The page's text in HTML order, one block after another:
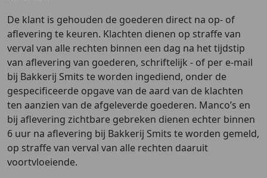
De klant is gehouden de goederen direct na op- of
aflevering te keuren. Klachten dienen op straffe van
verval van alle rechten binnen een dag na het tijdstip
van aflevering van goederen, schriftelijk - of per e-mail
bij Bakkerij Smits te worden ingediend, onder de
gespecificeerde opgave van de aard van de klachten
ten aanzien van de afgeleverde goederen. Manco’s en
bij aflevering zichtbare gebreken dienen echter binnen
6 uur na aflevering bij Bakkerij Smits te worden gemeld,
op straffe van verval van alle rechten daaruit
voortvloeiende.